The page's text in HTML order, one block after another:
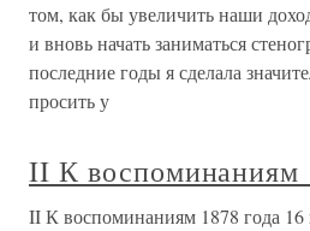
том, как бы увеличить наши
и вновь начать заниматься
последние годы я сделала
просить у
II К воспоминаниям
II К воспоминаниям 1878 года 16